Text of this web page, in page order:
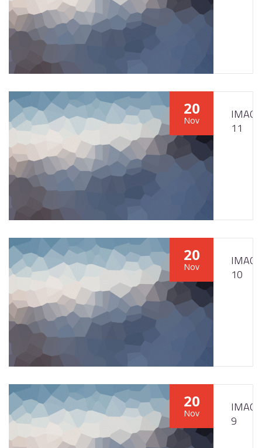
20
Nov
IMAGE
11
20
Nov
IMAGE
10
20
Nov
IMAGE
9